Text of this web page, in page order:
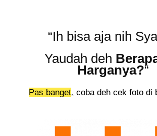
“Ih bisa aja nih
Yaudah deh
Harganya?“
Pas banget, coba deh cek foto di